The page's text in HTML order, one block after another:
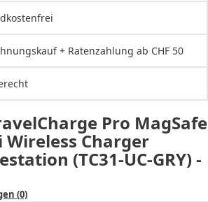
+ Ratenzahlung ab CHF 50
Pro MagSafe
Wireless Charger
(TC31-UC-GRY) -
(0)